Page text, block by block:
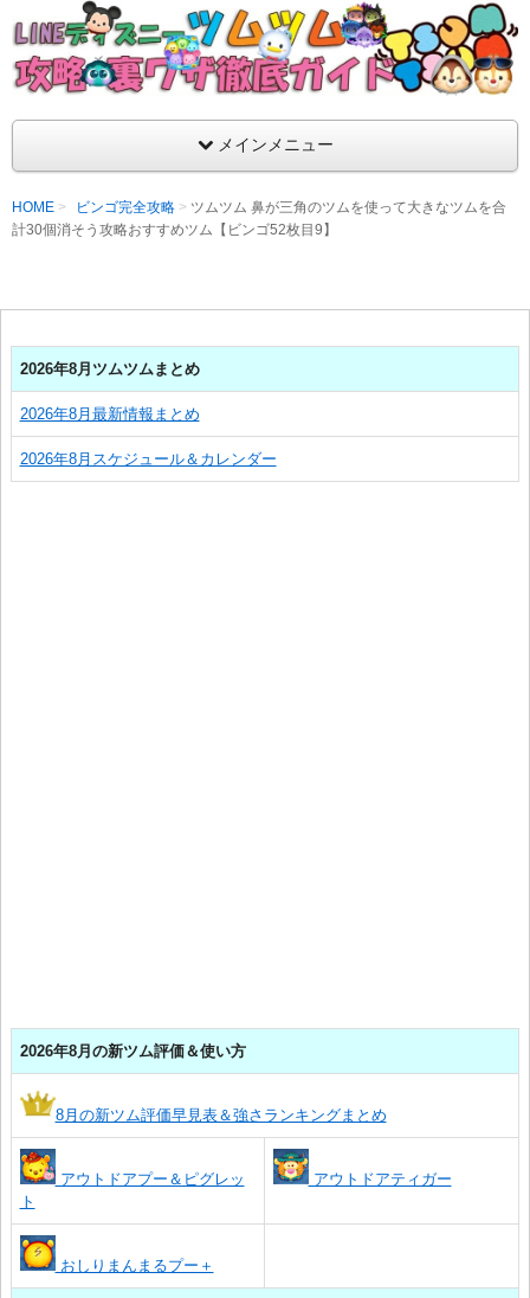
LINEディズニー ツムツム攻略・裏ワザ徹底
支持率No1！痒いところに手が届くツムツム攻略サイト！新ツ
ラ評価も丁寧に解説！ツムツムを120％楽しめるサイトを目指し
メインメニュー
HOME ビンゴ完全攻略
ツムツム 鼻が三角のツムを使って大きなツムを合
計30個消そう攻略おすすめツム【ビンゴ52枚目9】
2026年8月ツムツムまとめ
2026年8月最新情報まとめ
2026年8月スケジュール＆カレンダー
2026年8月の新ツム評価＆使い方
8月の新ツム評価早見表＆強さランキングまとめ
アウトドアプー＆ピグレッ
ト
アウトドアティガー
おしりまんまるプー＋